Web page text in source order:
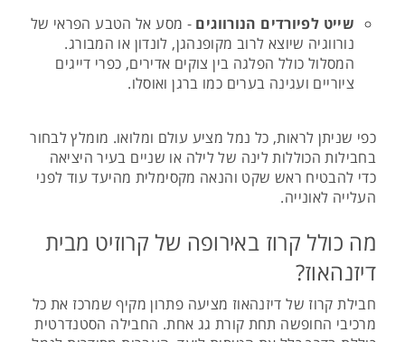
שייט לפיורדים הנורווגים - מסע אל הטבע הפראי של
נורווגיה שיוצא לרוב מקופנהגן, לונדון או המבורג.
המסלול כולל הפלגה בין צוקים אדירים, כפרי דייגים
ציוריים ועגינה בערים כמו ברגן ואוסלו.
כפי שניתן לראות, כל נמל מציע עולם ומלואו. מומלץ לבחור
בחבילות הכוללות לינה של לילה או שניים בעיר היציאה
כדי להבטיח ראש שקט והנאה מקסימלית מהיעד עוד לפני
העלייה לאונייה.
מה כולל קרוז באירופה של קרוזיט מבית
דיזנהאוז?
חבילת קרוז של דיזנהאוז מציעה פתרון מקיף שמרכז את כל
מרכיבי החופשה תחת קורת גג אחת. החבילה הסטנדרטית